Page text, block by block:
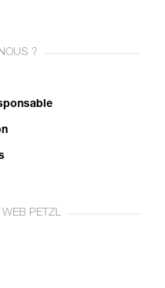
?
PETZL